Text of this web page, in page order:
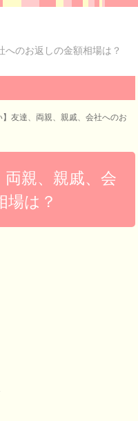
へのお返しの金額相場は？
】友達、両親、親戚、会社へのお
両親、親戚、会
場は？